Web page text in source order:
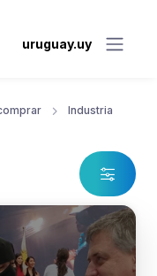
uruguay.uy
Industria